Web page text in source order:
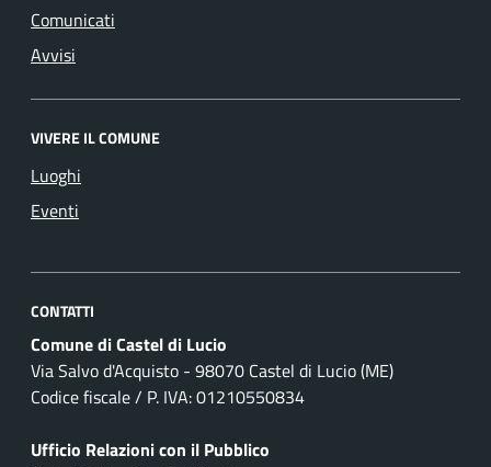
Comunicati
Avvisi
VIVERE IL COMUNE
Luoghi
Eventi
CONTATTI
Comune di Castel di Lucio
Via Salvo d'Acquisto - 98070 Castel di Lucio (ME)
Codice fiscale / P. IVA: 01210550834
Ufficio Relazioni con il Pubblico